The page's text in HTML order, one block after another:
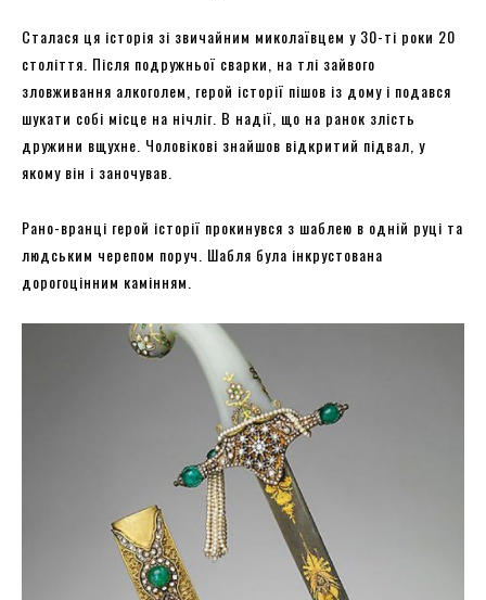
Сталася ця історія зі звичайним миколаївцем у 30-ті роки 20
століття. Після подружньої сварки, на тлі зайвого
зловживання алкоголем, герой історії пішов із дому і подався
шукати собі місце на нічліг. В надії, що на ранок злість
дружини вщухне. Чоловікові знайшов відкритий підвал, у
якому він і заночував.
Рано-вранці герой історії прокинувся з шаблею в одній руці та
людським черепом поруч. Шабля була інкрустована
дорогоцінним камінням.